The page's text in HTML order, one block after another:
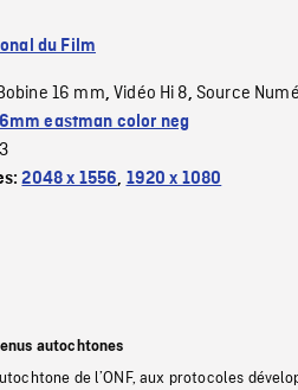
du Film
16 mm,Vidéo Hi 8, Source
eastman color neg
2048 x 1556, 1920 x 1080
autochtones
de l’ONF, aux protocoles